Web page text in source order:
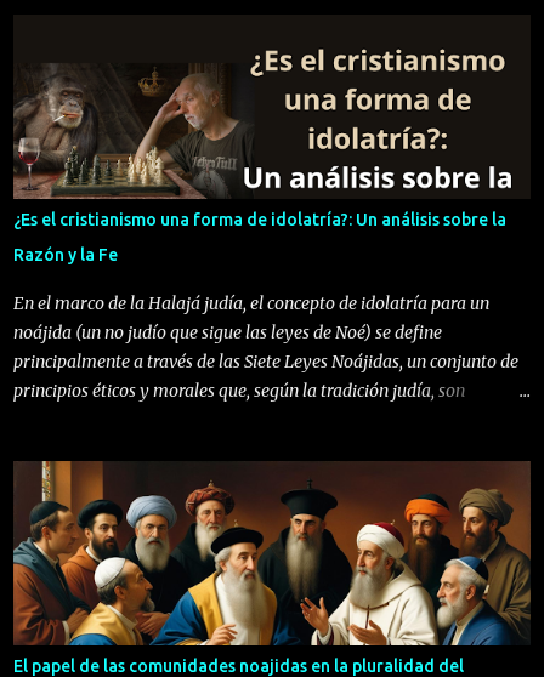
actual, es fundamentalmente uno de liderazgo, educación y
transformación. En tiempos donde el sentido espiritual y el rol de lo
femenino claman por una relectura profunda, Pensamiento
Noajida se erige como un faro de sabiduría que trasciende credos y
fronteras. A través de este artículo, buscamos honrar la figura de la
mujer, no solo como protagonista en la historia sagrada, sino como
portadora de valores que germinan paz, justicia y vida. Su aporte,
como el Arca de Noaj, que resguarda semillas de renovació...
¿Es el cristianismo una forma de idolatría?: Un análisis sobre la
Razón y la Fe
En el marco de la Halajá judía, el concepto de idolatría para un
noájida (un no judío que sigue las leyes de Noé) se define
principalmente a través de las Siete Leyes Noájidas, un conjunto de
principios éticos y morales que, según la tradición judía, son
definición es tanto práctica como teológica. Para un noájida, la
idolatría se entiende como cualquier acto o creencia que implique
adorar, venerar o atribuir poder divino a algo que no sea el Dios
único y creador del universo, tal como lo concibe el judaísmo. Esto
incluye, pero no se limita a: Adoración de ídolos físicos : Rezar,
ofrecer sacrificios o realizar rituales ante estatuas, imágenes o
representaciones de deidades o fuerzas sobrenaturales. Culto a
El papel de las comunidades noajidas en la pluralidad del